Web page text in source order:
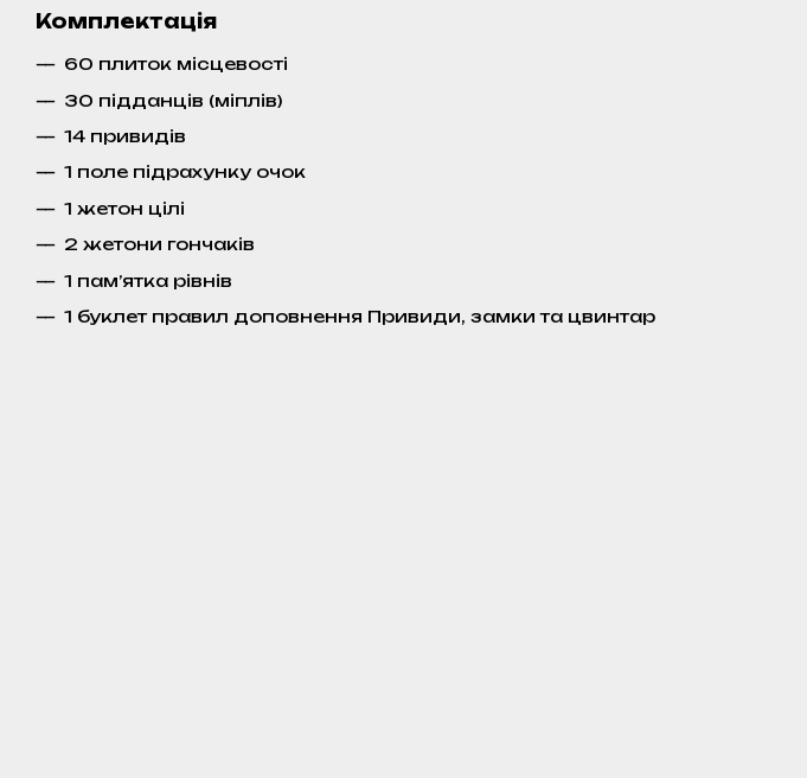
Комплектація
60 плиток місцевості
30 підданців (міплів)
14 привидів
1 поле підрахунку очок
1 жетон цілі
2 жетони гончаків
1 пам’ятка рівнів
1 буклет правил доповнення Привиди, замки та цвинтар